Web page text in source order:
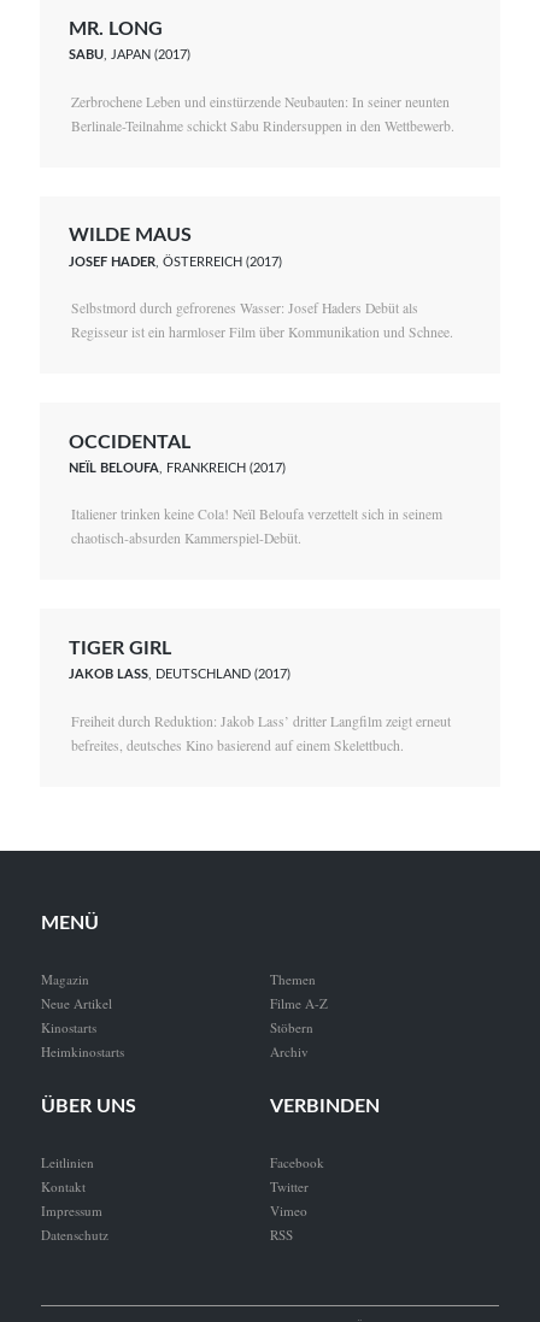
MR. LONG
SABU, JAPAN (2017)
Zerbrochene Leben und einstürzende Neubauten: In seiner neunten
Berlinale-Teilnahme schickt Sabu Rindersuppen in den Wettbewerb.
WILDE MAUS
JOSEF HADER , ÖSTERREICH (2017)
Selbstmord durch gefrorenes Wasser: Josef Haders Debüt als
Regisseur ist ein harmloser Film über Kommunikation und Schnee.
OCCIDENTAL
NEÏL BELOUFA , FRANKREICH (2017)
Italiener trinken keine Cola! Neïl Beloufa verzettelt sich in seinem
chaotisch-absurden Kammerspiel-Debüt.
TIGER GIRL
JAKOB LASS, DEUTSCHLAND (2017)
Freiheit durch Reduktion: Jakob Lass’ dritter Langfilm zeigt erneut
befreites, deutsches Kino basierend auf einem Skelettbuch.
MENÜ
Magazin
Neue Artikel
Kinostarts
Heimkinostarts
Themen
Filme A-Z
Stöbern
Archiv
ÜBER UNS
Leitlinien
Kontakt
Impressum
Datenschutz
VERBINDEN
Facebook
Twitter
Vimeo
RSS